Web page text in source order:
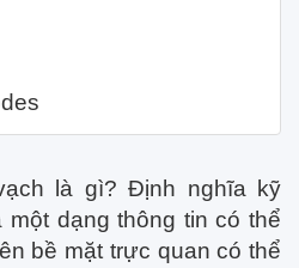
là gì? Định nghĩa kỹ
dạng thông tin có thể
bề mặt trực quan có thể